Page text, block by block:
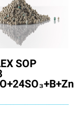
SOP